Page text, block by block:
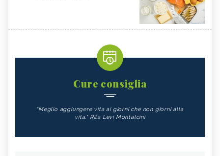
Cure consiglia
"Meglio aggiungere vita ai giorni che non giorni alla
vita." Rita Levi Montalcini